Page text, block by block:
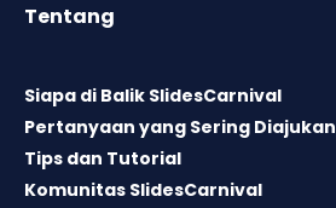
Tentang
Siapa di Balik SlidesCarnival
Pertanyaan yang Sering Diajukan
Tips dan Tutorial
Komunitas SlidesCarnival